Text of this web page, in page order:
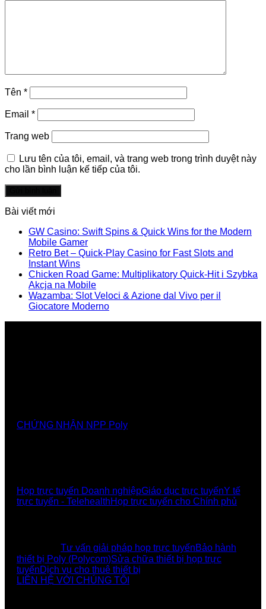
Tên *
Email *
Trang web
Lưu tên của tôi, email, và trang web trong trình duyệt này
cho lần bình luận kế tiếp của tôi.
Bài viết mới
GW Casino: Swift Spins & Quick Wins for the Modern
Mobile Gamer
Retro Bet – Quick‑Play Casino for Fast Slots and
Instant Wins
Chicken Road Game: Multiplikatory Quick‑Hit i Szybka
Akcja na Mobile
Wazamba: Slot Veloci & Azione dal Vivo per il
Giocatore Moderno
CHỨNG NHẬN NPP Poly
Họp trực tuyến Doanh nghiệpGiáo dục trực tuyếnY tế
trực tuyến - TelehealthHọp trực tuyến cho Chính phủ
Tư vấn giải pháp họp trực tuyếnBảo hành
thiết bị Poly (Polycom)Sửa chữa thiết bị họp trực
tuyếnDịch vụ cho thuê thiết bị
LIÊN HỆ VỚI CHÚNG TÔI